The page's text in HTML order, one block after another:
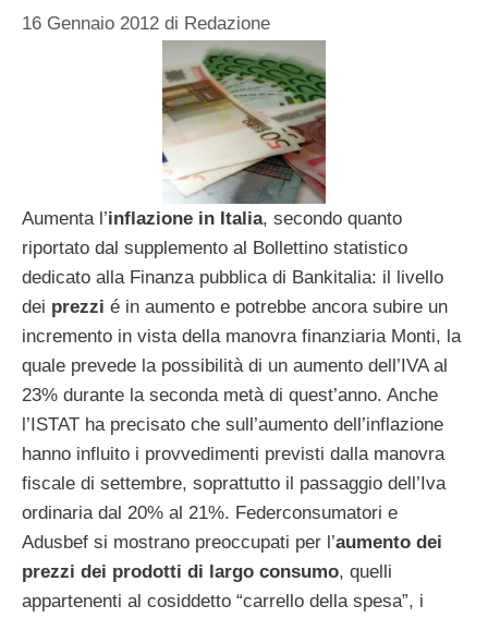
16 Gennaio 2012 di Redazione
Aumenta l’inflazione in Italia, secondo quanto
riportato dal supplemento al Bollettino statistico
dedicato alla Finanza pubblica di Bankitalia: il livello
dei prezzi é in aumento e potrebbe ancora subire un
incremento in vista della manovra finanziaria Monti, la
quale prevede la possibilità di un aumento dell’IVA al
23% durante la seconda metà di quest’anno. Anche
l’ISTAT ha precisato che sull’aumento dell’inflazione
hanno influito i provvedimenti previsti dalla manovra
fiscale di settembre, soprattutto il passaggio dell’Iva
ordinaria dal 20% al 21%. Federconsumatori e
Adusbef si mostrano preoccupati per l’aumento dei
prezzi dei prodotti di largo consumo, quelli
appartenenti al cosiddetto “carrello della spesa”, i